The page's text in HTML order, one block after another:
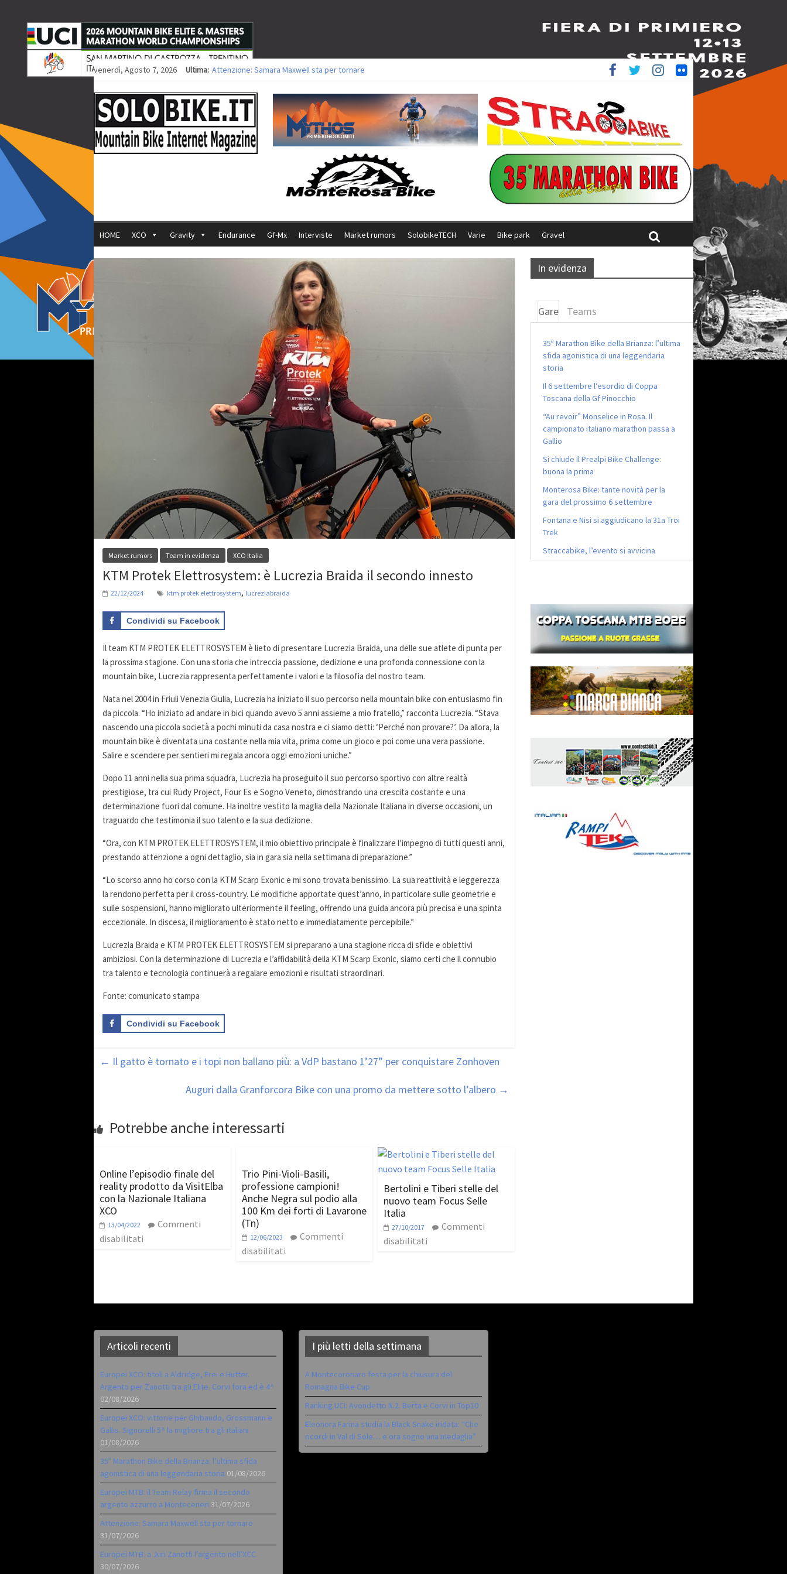
venerdì, Agosto 7, 2026 Ultima: Attenzione: Samara Maxwell sta per tornare
Europei XCO: vittorie per Ghibaudo, Grossmann e Gallis. Signorelli 5^ la migliore tra gli italiani
35ª Marathon Bike della Brianza: l’ultima sfida agonistica di una leggendaria storia
Europei MTB: il Team Relay firma il secondo argento azzurro a Monteceneri
HOME XCO Gravity Endurance Gf-Mx Interviste Market rumors SolobikeTECH Varie Bike park Gravel
Market rumors Team in evidenza XCO Italia
KTM Protek Elettrosystem: è Lucrezia Braida il secondo innesto
22/12/2024 ktm protek elettrosystem, lucreziabraida
Condividi su Facebook
Il team KTM PROTEK ELETTROSYSTEM è lieto di presentare Lucrezia Braida, una delle sue atlete di punta per
la prossima stagione. Con una storia che intreccia passione, dedizione e una profonda connessione con la
mountain bike, Lucrezia rappresenta perfettamente i valori e la filosofia del nostro team.
Nata nel 2004 in Friuli Venezia Giulia, Lucrezia ha iniziato il suo percorso nella mountain bike con entusiasmo fin
da piccola. “Ho iniziato ad andare in bici quando avevo 5 anni assieme a mio fratello,” racconta Lucrezia. “Stava
nascendo una piccola società a pochi minuti da casa nostra e ci siamo detti: ‘Perché non provare?’. Da allora, la
mountain bike è diventata una costante nella mia vita, prima come un gioco e poi come una vera passione.
Salire e scendere per sentieri mi regala ancora oggi emozioni uniche.”
Dopo 11 anni nella sua prima squadra, Lucrezia ha proseguito il suo percorso sportivo con altre realtà
prestigiose, tra cui Rudy Project, Four Es e Sogno Veneto, dimostrando una crescita costante e una
determinazione fuori dal comune. Ha inoltre vestito la maglia della Nazionale Italiana in diverse occasioni, un
traguardo che testimonia il suo talento e la sua dedizione.
“Ora, con KTM PROTEK ELETTROSYSTEM, il mio obiettivo principale è finalizzare l’impegno di tutti questi anni,
prestando attenzione a ogni dettaglio, sia in gara sia nella settimana di preparazione.”
“Lo scorso anno ho corso con la KTM Scarp Exonic e mi sono trovata benissimo. La sua reattività e leggerezza
la rendono perfetta per il cross-country. Le modifiche apportate quest’anno, in particolare sulle geometrie e
sulle sospensioni, hanno migliorato ulteriormente il feeling, offrendo una guida ancora più precisa e una spinta
eccezionale. In discesa, il miglioramento è stato netto e immediatamente percepibile.”
Lucrezia Braida e KTM PROTEK ELETTROSYSTEM si preparano a una stagione ricca di sfide e obiettivi
ambiziosi. Con la determinazione di Lucrezia e l’affidabilità della KTM Scarp Exonic, siamo certi che il connubio
tra talento e tecnologia continuerà a regalare emozioni e risultati straordinari.
Fonte: comunicato stampa
Condividi su Facebook
← Il gatto è tornato e i topi non ballano più: a VdP bastano 1’27” per conquistare Zonhoven
Auguri dalla Granforcora Bike con una promo da mettere sotto l’albero →
Potrebbe anche interessarti
Online l’episodio finale del
reality prodotto da VisitElba
con la Nazionale Italiana
XCO
13/04/2022
Commenti
disabilitati
Trio Pini-Violi-Basili,
professione campioni!
Anche Negra sul podio alla
100 Km dei forti di Lavarone
(Tn)
12/06/2023
Commenti
disabilitati
Bertolini e Tiberi stelle del
nuovo team Focus Selle
Italia
27/10/2017
Commenti
disabilitati
In evidenza
Gare Teams
35ª Marathon Bike della Brianza: l’ultima
sfida agonistica di una leggendaria
storia
Il 6 settembre l’esordio di Coppa
Toscana della Gf Pinocchio
“Au revoir” Monselice in Rosa. Il
campionato italiano marathon passa a
Gallio
Si chiude il Prealpi Bike Challenge:
buona la prima
Monterosa Bike: tante novità per la
gara del prossimo 6 settembre
Fontana e Nisi si aggiudicano la 31a Troi
Trek
Straccabike, l’evento si avvicina
Articoli recenti
Europei XCO: titoli a Aldridge, Frei e Hutter.
Argento per Zanotti tra gli Elite. Corvi fora ed è 4^
02/08/2026
Europei XCO: vittorie per Ghibaudo, Grossmann e
Gallis. Signorelli 5^ la migliore tra gli italiani
01/08/2026
35ª Marathon Bike della Brianza: l’ultima sfida
agonistica di una leggendaria storia 01/08/2026
Europei MTB: il Team Relay firma il secondo
argento azzurro a Monteceneri 31/07/2026
Attenzione: Samara Maxwell sta per tornare
31/07/2026
Europei MTB: a Juri Zanotti l’argento nell’XCC
30/07/2026
I più letti della settimana
A Montecoronaro festa per la chiusura del
Romagna Bike Cup
Ranking UCI: Avondetto N.2. Berta e Corvi in Top10
Eleonora Farina studia la Black Snake iridata: “Che
ricordi in Val di Sole… e ora sogno una medaglia”